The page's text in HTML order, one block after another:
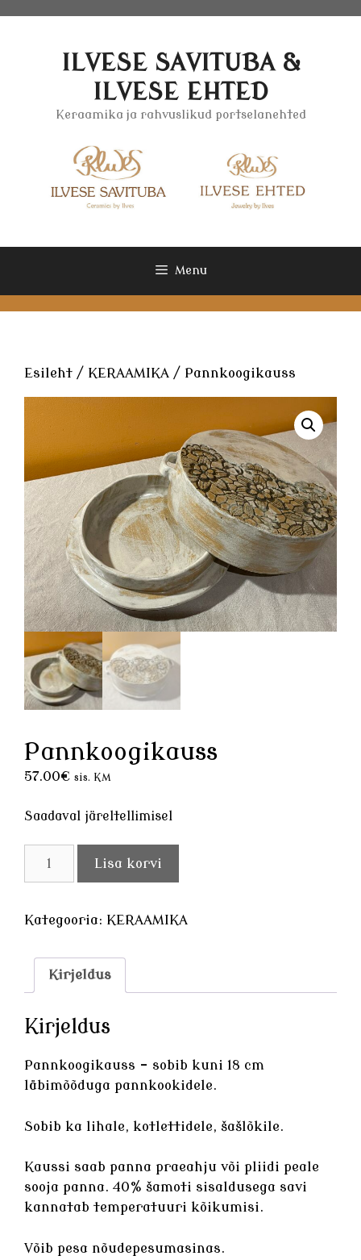
ILVESE SAVITUBA &
ILVESE EHTED
Keraamika ja rahvuslikud portselanehted
Menu
Esileht / KERAAMIKA / Pannkoogikauss
Pannkoogikauss
57.00€ sis. KM
Saadaval järeltellimisel
Pannkoogikauss
Lisa korvi
Kategooria: KERAAMIKA
Kirjeldus
Kirjeldus
Pannkoogikauss – sobib kuni 18 cm
läbimõõduga pannkookidele.
Sobib ka lihale, kotlettidele, šašlõkile.
Kaussi saab panna praeahju või pliidi peale
sooja panna. 40% šamoti sisaldusega savi
kannatab temperatuuri kõikumisi.
Võib pesa nõudepesumasinas.